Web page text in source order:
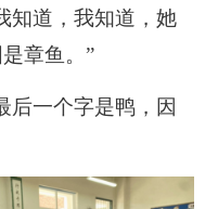
道，我知道，她
章鱼。”
一个字是鸭，因